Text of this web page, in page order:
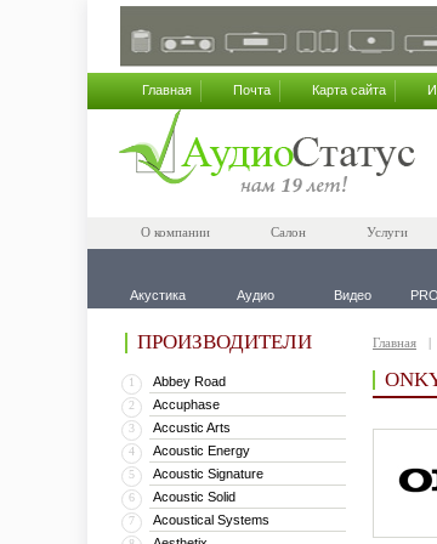
Главная Почта Карта сайта
О компании Салон Услуги
Акустика Аудио Видео
ПРОИЗВОДИТЕЛИ
1 Abbey Road
2 Accuphase
3 Accustic Arts
4 Acoustic Energy
5 Acoustic Signature
6 Acoustic Solid
7 Acoustical Systems
Главная